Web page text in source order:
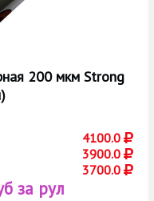
200 мкм Strong
4100.0
3900.0
3700.0
за рул